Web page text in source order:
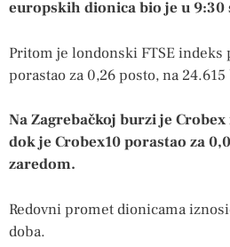
europskih dionica bio je u 9:30
Pritom je londonski FTSE indeks
porastao za 0,26 posto, na
Na Zagrebačkoj burzi je
dok je Crobex10 porastao za
zaredom.
Redovni promet dionicama
doba.